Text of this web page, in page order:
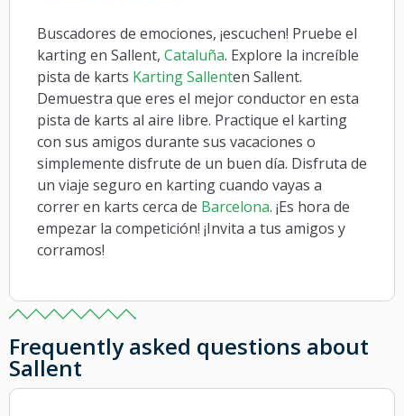
Buscadores de emociones, ¡escuchen! Pruebe el
karting en Sallent, Cataluña. Explore la increíble
pista de karts Karting Sallenten Sallent.
Demuestra que eres el mejor conductor en esta
pista de karts al aire libre. Practique el karting
con sus amigos durante sus vacaciones o
simplemente disfrute de un buen día. Disfruta de
un viaje seguro en karting cuando vayas a
correr en karts cerca de Barcelona. ¡Es hora de
empezar la competición! ¡Invita a tus amigos y
corramos!
Frequently asked questions about
Sallent